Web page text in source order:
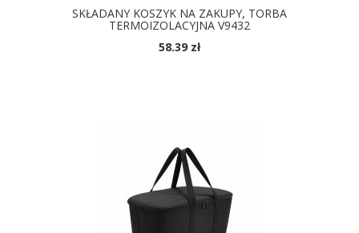
SKŁADANY KOSZYK NA ZAKUPY, TORBA
TERMOIZOLACYJNA V9432
58.39 zł